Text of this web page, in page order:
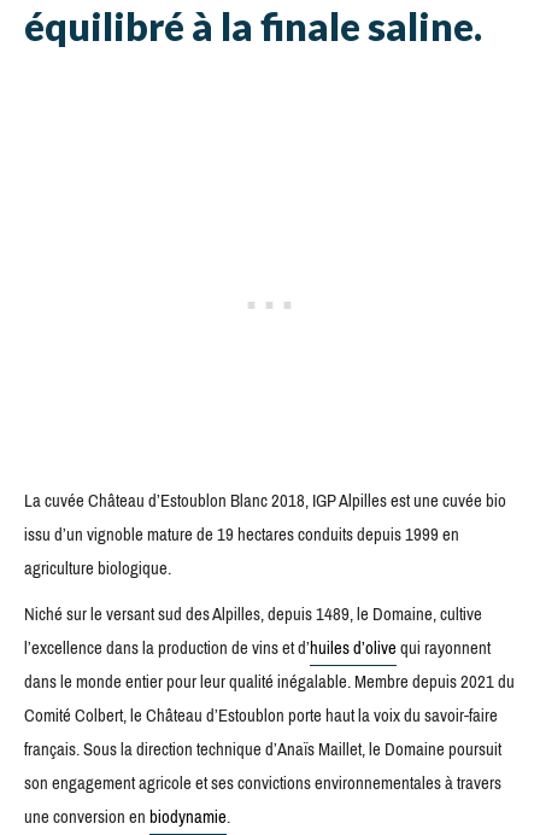
équilibré à la finale saline.
La cuvée Château d’Estoublon Blanc 2018, IGP Alpilles est une cuvée bio
issu d’un vignoble mature de 19 hectares conduits depuis 1999 en
agriculture biologique.
Niché sur le versant sud des Alpilles, depuis 1489, le Domaine, cultive
l’excellence dans la production de vins et d’huiles d’olivequi rayonnent
dans le monde entier pour leur qualité inégalable. Membre depuis 2021 du
Comité Colbert, le Château d’Estoublon porte haut la voix du savoir-faire
français. Sous la direction technique d’Anaïs Maillet, le Domaine poursuit
son engagement agricole et ses convictions environnementales à travers
une conversion enbiodynamie.